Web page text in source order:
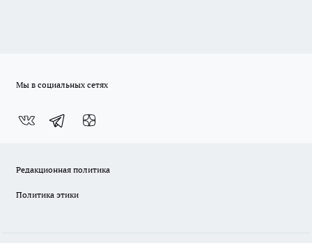
Мы в социальных сетях
Редакционная политика
Политика этики